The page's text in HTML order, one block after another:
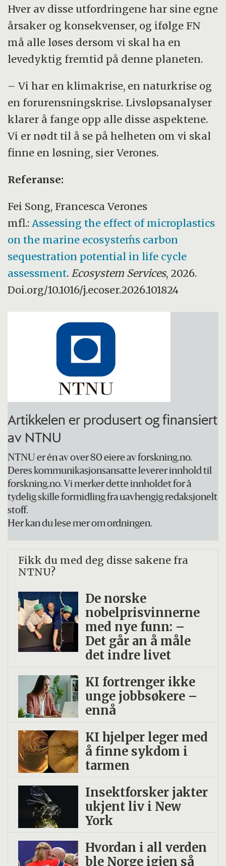
Hver av disse utfordringene har sine egne
årsaker og konsekvenser, og ifølge FN
må alle løses dersom vi skal ha en
levedyktig fremtid på denne planeten.
– Vi har en klimakrise, en naturkrise og
en forurensningskrise. Livsløpsanalyser
klarer å fange opp alle disse aspektene.
Vi er nødt til å se på helheten om vi skal
finne en løsning, sier Verones.
Referanse:
Fei Song, Francesca Verones
mfl.:Assessing the effect of microplastics
on the marine ecosysteḿs carbon
sequestration potential in life cycle
assessment. Ecosystem Services, 2026.
Doi.org/10.1016/j.ecoser.2026.101824
Artikkelen er produsert og finansiert
av NTNU
NTNU er én av over 80 eiere av forskning.no.
Deres kommunikasjonsansatte leverer innhold til
forskning.no. Vi merker dette innholdet for å
tydelig skille formidling fra uavhengig redaksjonelt
stoff.
Her kan du lese mer om ordningen.
Fikk du med deg disse sakene fra
NTNU?
De norske
nobelprisvinnerne
med nye funn: –
Det går an å måle
det indre livet
KI fortrenger ikke
unge jobbsøkere –
ennå
KI hjelper leger med
å finne sykdom i
tarmen
Insekt­forsker jakter
ukjent liv i New
York
Hvordan i all verden
ble Norge igjen så